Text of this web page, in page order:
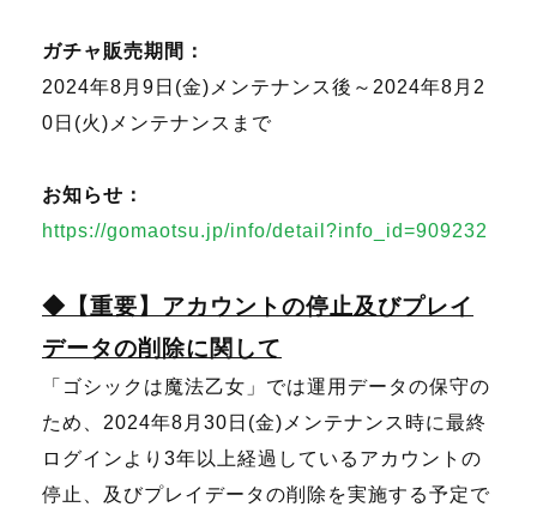
ガチャ販売期間：
2024年8月9日(金)メンテナンス後～2024年8月2
0日(火)メンテナンスまで
お知らせ：
https://gomaotsu.jp/info/detail?info_id=909232
◆【重要】アカウントの停止及びプレイ
データの削除に関して
「ゴシックは魔法乙女」では運用データの保守の
ため、2024年8月30日(金)メンテナンス時に最終
ログインより3年以上経過しているアカウントの
停止、及びプレイデータの削除を実施する予定で